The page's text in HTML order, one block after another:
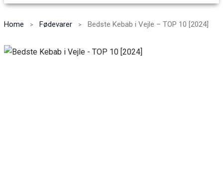
Home Fødevarer Bedste Kebab i Vejle – TOP 10 [2024]